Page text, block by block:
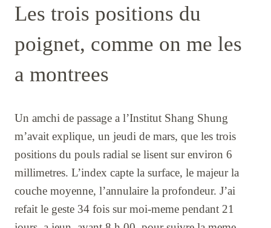
Les trois positions du
poignet, comme on me les
a montrees
Un amchi de passage a l’Institut Shang Shung
m’avait explique, un jeudi de mars, que les trois
positions du pouls radial se lisent sur environ 6
millimetres. L’index capte la surface, le majeur la
couche moyenne, l’annulaire la profondeur. J’ai
refait le geste 34 fois sur moi-meme pendant 21